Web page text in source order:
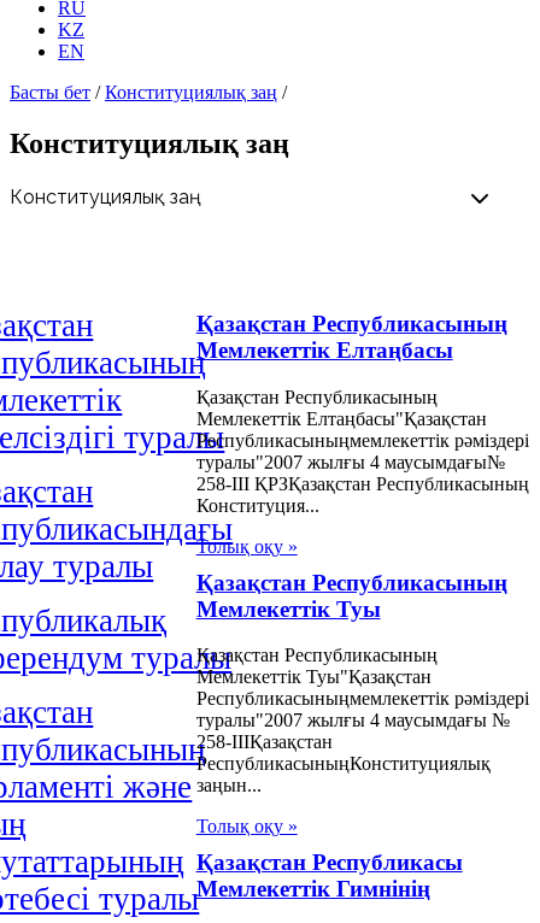
RU
KZ
EN
Басты бет /Конституциялық заң /
Конституциялық заң
туралы
туралы
туралы
және
туралы
Қазақстан Республикасының
Мемлекеттік Елтаңбасы
Қазақстан Республикасының
Мемлекеттік Елтаңбасы"Қазақстан
Республикасыныңмемлекеттік рәміздері
туралы"2007 жылғы 4 маусымдағы№
258-III ҚРЗҚазақстан Республикасының
Конституция...
Толық оқу »
Қазақстан Республикасының
Мемлекеттік Туы
Қазақстан Республикасының
Мемлекеттік Туы"Қазақстан
Республикасыныңмемлекеттік рәміздері
туралы"2007 жылғы 4 маусымдағы №
258-IIIҚазақстан
РеспубликасыныңКонституциялық
заңын...
Толық оқу »
Қазақстан Республикасы
Мемлекеттік Гимнінің